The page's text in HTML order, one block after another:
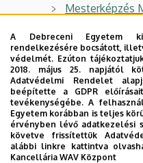
Mesterképzés
Legutóbbi frissítés: 2022. 08.
A Debreceni Egyetem
rendelkezésére bocsátott,
védelmét. Ezúton
2018. május 25. napjától
Adatvédelmi Rendelet
beépítette a GDPR
tevékenységébe. A
Egyetem korábban is teljes
érvényben lévő adatkezelési
követve frissítettük
alábbi linkre kattintva
Kancellária WAV Központ